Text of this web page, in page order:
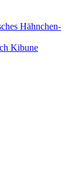
Hähnchen-
Kibune